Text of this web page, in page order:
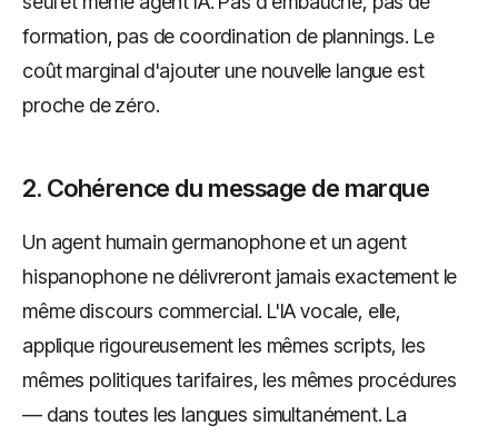
formation, pas de coordination de plannings. Le
coût marginal d'ajouter une nouvelle langue est
proche de zéro.
2. Cohérence du message de marque
Un agent humain germanophone et un agent
hispanophone ne délivreront jamais exactement le
même discours commercial. L'IA vocale, elle,
applique rigoureusement les mêmes scripts, les
mêmes politiques tarifaires, les mêmes procédures
— dans toutes les langues simultanément. La